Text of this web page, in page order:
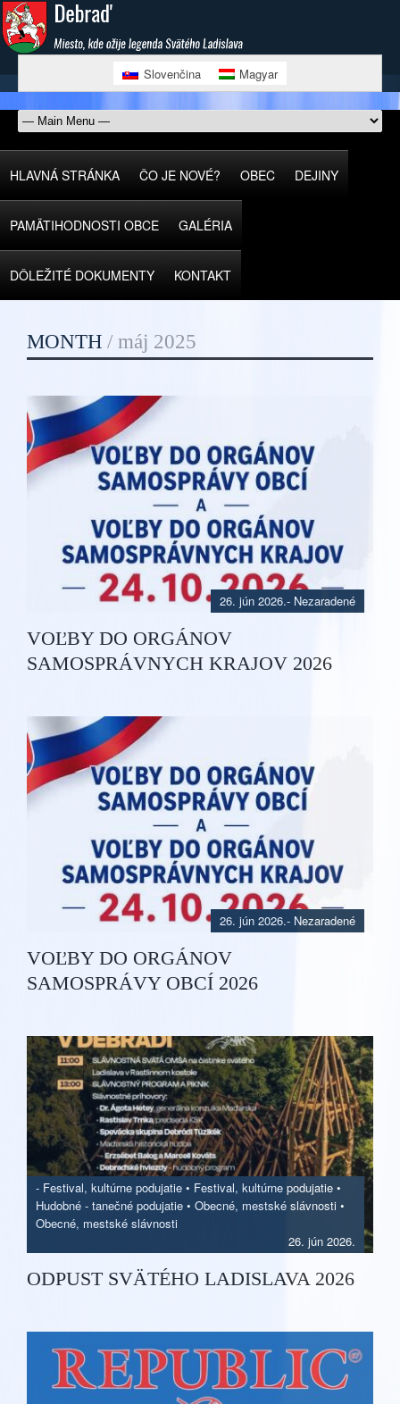
Slovenčina Magyar
HLAVNÁ STRÁNKA ČO JE NOVÉ? OBEC DEJINY
PAMÄTIHODNOSTI OBCE GALÉRIA
DÔLEŽITÉ DOKUMENTY KONTAKT
MONTH / máj 2025
- Nezaradené
26. jún 2026.
VOĽBY DO ORGÁNOV
SAMOSPRÁVNYCH KRAJOV 2026
- Nezaradené
26. jún 2026.
VOĽBY DO ORGÁNOV
SAMOSPRÁVY OBCÍ 2026
- Festival, kultúrne podujatie • Festival, kultúrne podujatie •
Hudobné - tanečné podujatie • Obecné, mestské slávnosti •
Obecné, mestské slávnosti
26. jún 2026.
ODPUST SVÄTÉHO LADISLAVA 2026